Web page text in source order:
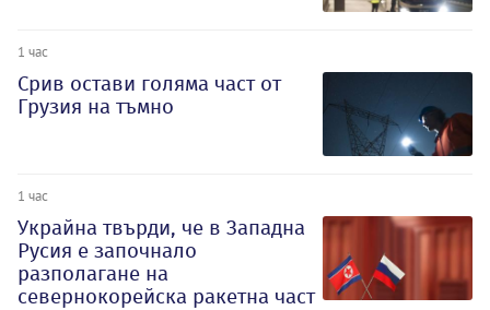
1 час
Срив остави голяма част от
Грузия на тъмно
1 час
Украйна твърди, че в Западна
Русия е започнало
разполагане на
севернокорейска ракетна част